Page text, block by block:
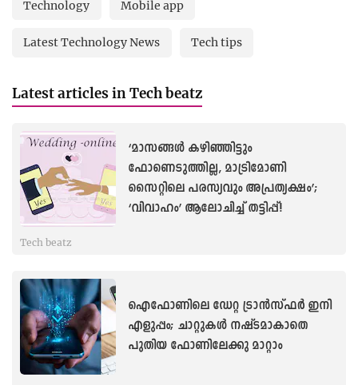
Technology Mobile app
Latest Technology News Tech tips
Latest articles in Tech beatz
‘മാസങ്ങള്‍ കഴിഞ്ഞിട്ടും
ഫോണെടുത്തില്ല, മാട്രിമോണി
സൈറ്റിലെ പരസ്യവും അപ്രത്യക്ഷം’;
‘വിവാഹം’ ആലോചിച്ച് തട്ടിപ്പ്!
Tech beatz
ഐഫോണിലെ ഡേറ്റ ട്രാൻസ്ഫർ ഇനി
എളുപ്പം; ചാറ്റുകള്‍ നഷ്ടമാകാതെ
പുതിയ ഫോണിലേക്കു മാറ്റാം